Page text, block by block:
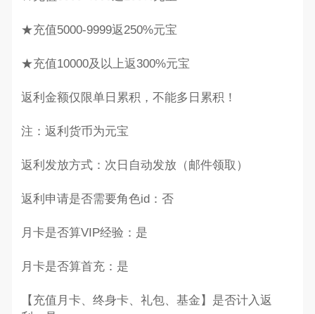
★充值5000-9999返250%元宝
★充值10000及以上返300%元宝
返利金额仅限单日累积，不能多日累积！
注：返利货币为元宝
返利发放方式：次日自动发放（邮件领取）
返利申请是否需要角色id：否
月卡是否算VIP经验：是
月卡是否算首充：是
【充值月卡、终身卡、礼包、基金】是否计入返